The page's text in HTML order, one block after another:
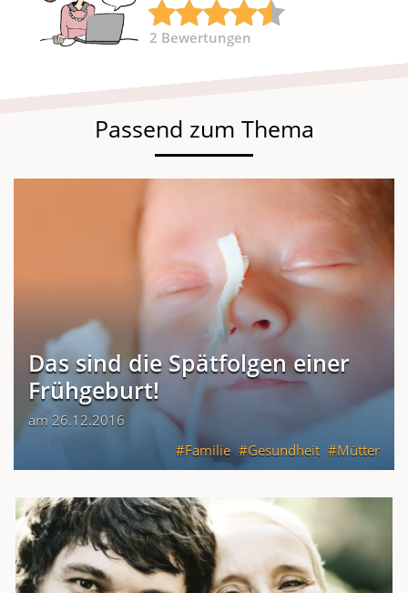
2 Bewertungen
Passend zum Thema
Das sind die Spätfolgen einer
Frühgeburt!
am 26.12.2016
Familie
Gesundheit Mütter